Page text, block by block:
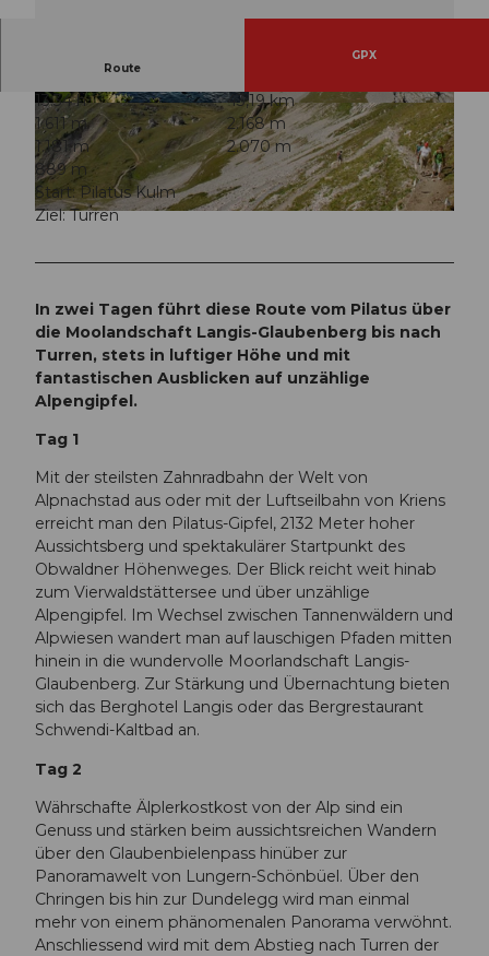
© Obwalden Tourismus, Obwalden Tourismus
Podcast Folge: Pilatusdrachen
© Obwalden Tourismus, Obwalden Tourismus
Route
GPX
13:34 h
43,19 km
1.611 m
2.168 m
1.181 m
2.070 m
889 m
Start: Pilatus Kulm
Ziel: Turren
In zwei Tagen führt diese Route vom Pilatus über
die Moolandschaft Langis-Glaubenberg bis nach
Turren, stets in luftiger Höhe und mit
fantastischen Ausblicken auf unzählige
Alpengipfel.
Tag 1
Mit der steilsten Zahnradbahn der Welt von
Alpnachstad aus oder mit der Luftseilbahn von Kriens
erreicht man den Pilatus-Gipfel, 2132 Meter hoher
Aussichtsberg und spektakulärer Startpunkt des
Obwaldner Höhenweges. Der Blick reicht weit hinab
zum Vierwaldstättersee und über unzählige
Alpengipfel. Im Wechsel zwischen Tannenwäldern und
Alpwiesen wandert man auf lauschigen Pfaden mitten
hinein in die wundervolle Moorlandschaft Langis-
Glaubenberg. Zur Stärkung und Übernachtung bieten
sich das Berghotel Langis oder das Bergrestaurant
Schwendi-Kaltbad an.
Tag 2
Währschafte Älplerkostkost von der Alp sind ein
Genuss und stärken beim aussichtsreichen Wandern
über den Glaubenbielenpass hinüber zur
Panoramawelt von Lungern-Schönbüel. Über den
Chringen bis hin zur Dundelegg wird man einmal
mehr von einem phänomenalen Panorama verwöhnt.
Anschliessend wird mit dem Abstieg nach Turren der